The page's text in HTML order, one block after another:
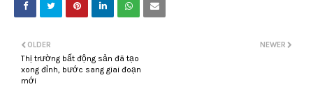
NEWER
OLDER
Thị trường bất động sản đã tạo
xong đỉnh, bước sang giai đoạn
mới